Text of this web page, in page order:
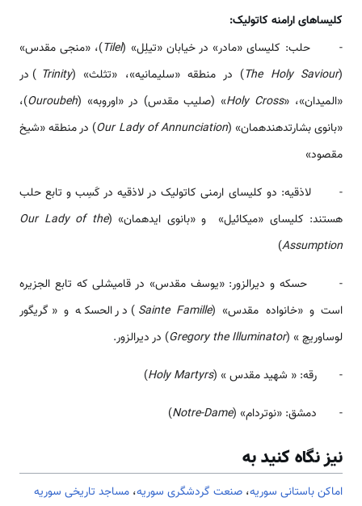
کلیساهای ارامنه کاتولیک:
- حلب: کلیسای «مادر» در خیابان «تیلِل» (Tilel)، «منجی مقدس»
(
The Holy Saviour) در منطقه «سلیمانیه»، «تثلث» (Trinity ) در
«المیدان»، «Holy Cross» (صلیب مقدس) در «اوروبه» (Ouroubeh)،
«بانوی بشارت­دهنده­مان» (Our Lady of Annunciation) در منطقه «شیخ
مقصود»
- لاذقیه: دو کلیسای ارمنی کاتولیک در لاذقیه در کَسِب و تابع حلب
هستند: کلیسای «میکائیل» و «بانوی ایده­مان» (Our Lady of the
Assumption
)
- حسکه و دیرالزور: «یوسف مقدس» در قامیشلی که تابع الجزیره
است و «خانواده مقدس» (Sainte Famille ) در الحسکه و « گریگور
لوساوریچ » (Gregory the Illuminator) در دیرالزور.
- رقه: « شهید مقدس » (Holy Martyrs
)
- دمشق: «نوتردام» (Notre-Dame
)
نیز نگاه کنید به
اماکن باستانی سوریه، صنعت گردشگری سوریه، مساجد تاریخی سوریه